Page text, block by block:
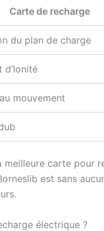
Carte de recharge
du plan de charge
d’Ionité
mouvement
meilleure carte pour
est sans
électrique ?